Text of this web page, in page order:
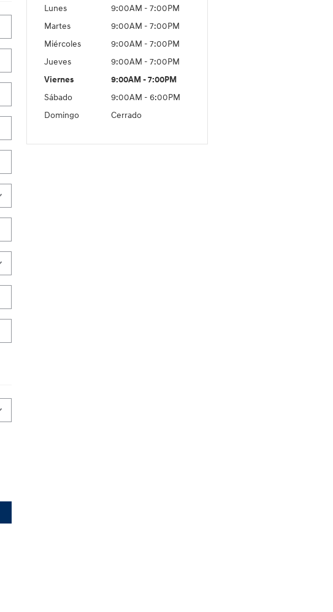
Lunes
9:00AM - 7:00PM
Martes
9:00AM - 7:00PM
Miércoles
9:00AM - 7:00PM
Jueves
9:00AM - 7:00PM
Viernes
9:00AM - 7:00PM
Sábado
9:00AM - 6:00PM
Domingo
Cerrado